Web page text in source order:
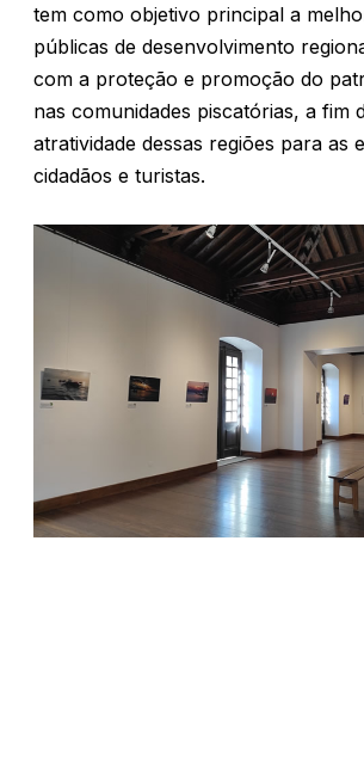
tem como objetivo principal a
públicas de desenvolvimento
com a proteção e promoção do
nas comunidades piscatórias, a fim
atratividade dessas regiões para as
cidadãos e turistas.